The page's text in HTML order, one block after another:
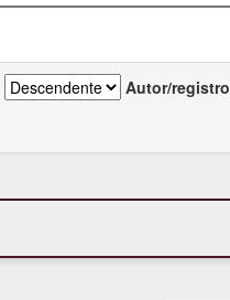
Autor/registro